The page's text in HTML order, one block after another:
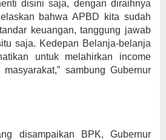
disini saja, dengan diraihnya
bahwa APBD kita sudah
keuangan, tanggung jawab
saja. Kedepan Belanja-belanja
untuk melahirkan income
sambung Gubernur
disampaikan BPK, Gubernur